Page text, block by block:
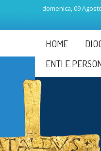
domenica, 09
content
HOME
ENTI E